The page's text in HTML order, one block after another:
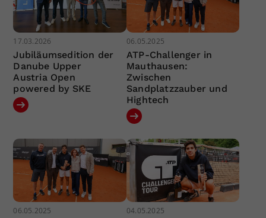
17.03.2026
Jubiläumsedition der
Danube Upper
Austria Open
powered by SKE
06.05.2025
ATP-Challenger in
Mauthausen:
Zwischen
Sandplatzzauber und
Hightech
06.05.2025 04.05.2025